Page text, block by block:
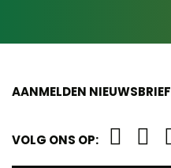
AANMELDEN NIEUWSBRIEF
VOLG ONS OP: